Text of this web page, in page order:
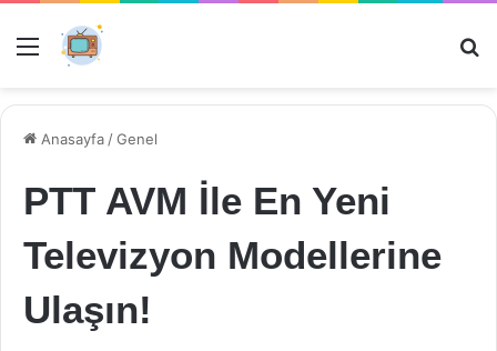
Menü
Anasayfa /Genel
PTT AVM İle En Yeni
Televizyon Modellerine
Ulaşın!